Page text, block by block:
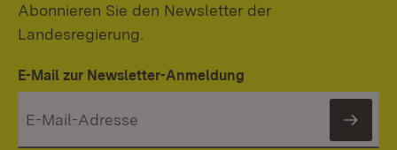
Abonnieren Sie den Newsletter der
Landesregierung.
E-Mail zur Newsletter-Anmeldung